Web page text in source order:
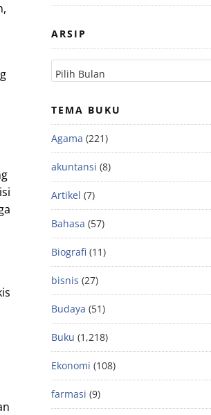
ARSIP
TEMA BUKU
Agama (221)
akuntansi (8)
Artikel (7)
Bahasa (57)
Biografi (11)
bisnis (27)
Budaya (51)
Buku (1,218)
Ekonomi (108)
farmasi (9)